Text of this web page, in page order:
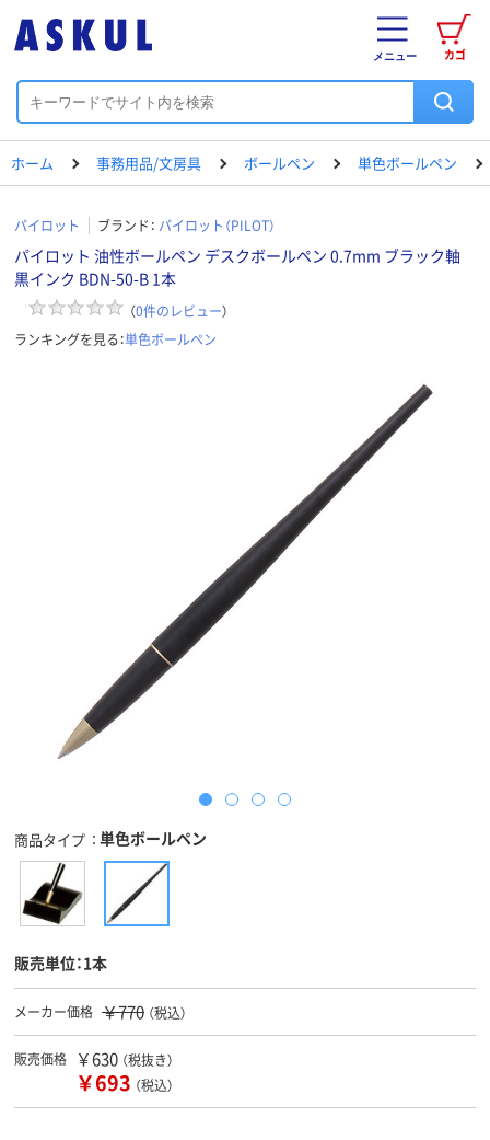
カゴ
メニュー
ホーム 事務用品/文房具 ボールペン 単色ボールペン
パイロット ブランド： パイロット（PILOT）
パイロット 油性ボールペン デスクボールペン 0.7mm ブラック軸
黒インク BDN-50-B 1本
（0件のレビュー）
ランキングを見る：単色ボールペン
商品タイプ 単色ボールペン
販売単位：1本
メーカー価格 ￥770 （税込）
販売価格 ￥630 （税抜き）
￥693 （税込）